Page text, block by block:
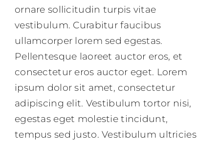
ornare sollicitudin turpis vitae
vestibulum. Curabitur faucibus
ullamcorper lorem sed egestas.
Pellentesque laoreet auctor eros, et
consectetur eros auctor eget. Lorem
ipsum dolor sit amet, consectetur
adipiscing elit. Vestibulum tortor nisi,
egestas eget molestie tincidunt,
tempus sed justo. Vestibulum ultricies